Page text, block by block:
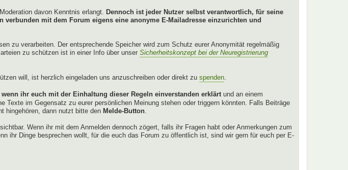
davon Kenntnis erlangt. Dennoch ist jeder Nutzer selbst verantwortlich, für seine
mit dem Forum eigens eine anonyme E-Mailadresse einzurichten und
zu verarbeiten. Der entsprechende Speicher wird zum Schutz eurer Anonymität regelmäßig
zu schützen ist in einer Info über unser Sicherheitskonzept bei der Neuregistrierung
will, ist herzlich eingeladen uns anzuschreiben oder direkt zu spenden
ihr euch mit der Einhaltung dieser Regeln einverstanden erklärt und an einem
im Gegensatz zu eurer persönlichen Meinung stehen oder triggern könnten. Falls Beiträge
hingehören, dann nutzt bitte den Melde-Button
Wenn ihr mit dem Anmelden dennoch zögert, falls ihr Fragen habt oder Anmerkungen zum
ihr Dinge besprechen wollt, für die euch das Forum zu öffentlich ist, sind wir gern für euch per E-